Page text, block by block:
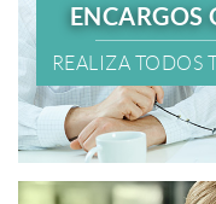
ENCARGOS
REALIZA TODOS